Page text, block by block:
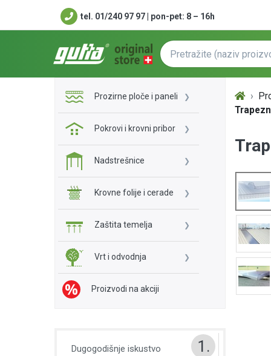
tel. 01/240 97 97 | pon-pet: 8 – 16h
Prozirne ploče i paneli
Pokrovi i krovni pribor
Nadstrešnice
Krovne folije i cerade
Zaštita temelja
Vrt i odvodnja
Proizvodi na akciji
1.
Dugogodišnje iskustvo